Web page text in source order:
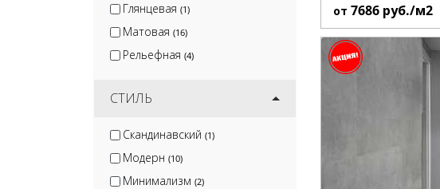
Глянцевая (1)
Матовая (16)
Рельефная (4)
СТИЛЬ
Скандинавский (1)
Модерн (10)
Минимализм (2)
от 7686 руб./м2